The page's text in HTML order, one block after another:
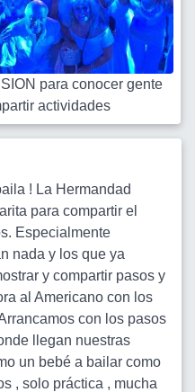
para conocer gente
actividades
! La Hermandad
para compartir el
Especialmente
nada y los que ya
y compartir pasos y
al Americano con los
con los pasos
llegan nuestras
un bebé a bailar como
, solo práctica , mucha